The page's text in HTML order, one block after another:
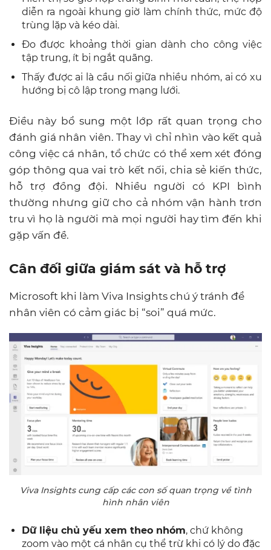
diễn ra ngoài khung giờ làm chính thức, mức độ
trùng lặp và kéo dài.
Đo được khoảng thời gian dành cho công việc
tập trung, ít bị ngắt quãng.
Thấy được ai là cầu nối giữa nhiều nhóm, ai có xu
hướng bị cô lập trong mạng lưới.
Điều này bổ sung một lớp rất quan trọng cho
đánh giá nhân viên. Thay vì chỉ nhìn vào kết quả
công việc cá nhân, tổ chức có thể xem xét đóng
góp thông qua vai trò kết nối, chia sẻ kiến thức,
hỗ trợ đồng đội. Nhiều người có KPI bình
thường nhưng giữ cho cả nhóm vận hành trơn
tru vì họ là người mà mọi người hay tìm đến khi
gặp vấn đề.
Cân đối giữa giám sát và hỗ trợ
Microsoft khi làm Viva Insights chú ý tránh để
nhân viên có cảm giác bị “soi” quá mức.
Viva Insights cung cấp các con số quan trọng về tình
hình nhân viên
Dữ liệu chủ yếu xem theo nhóm, chứ không
zoom vào một cá nhân cụ thể trừ khi có lý do đặc